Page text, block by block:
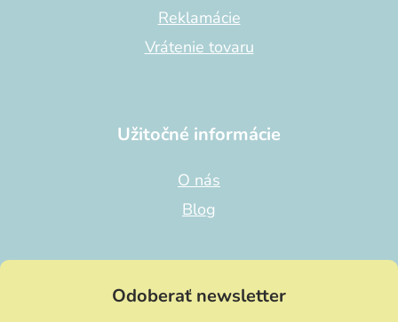
Reklamácie
Vrátenie tovaru
Užitočné informácie
O nás
Blog
Odoberať newsletter